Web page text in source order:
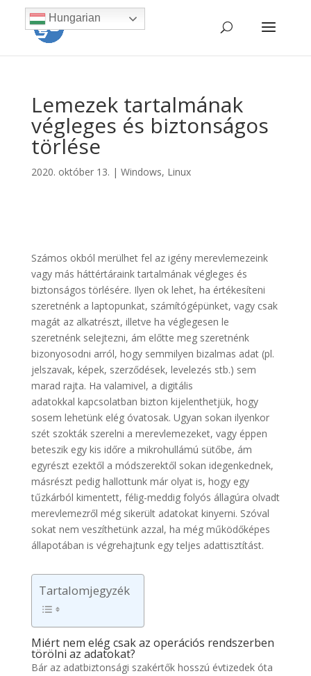
Lemezek tartalmának
végleges és biztonságos
törlése
2020. október 13. | Windows, Linux
Számos okból merülhet fel az igény merevlemezeink
vagy más háttértáraink tartalmának végleges és
biztonságos törlésére. Ilyen ok lehet, ha értékesíteni
szeretnénk a laptopunkat, számítógépünket, vagy csak
magát az alkatrészt, illetve ha véglegesen le
szeretnénk selejtezni, ám előtte meg szeretnénk
bizonyosodni arról, hogy semmilyen bizalmas adat (pl.
jelszavak, képek, szerződések, levelezés stb.) sem
marad rajta. Ha valamivel, a digitális
adatokkal kapcsolatban bizton kijelenthetjük, hogy
sosem lehetünk elég óvatosak. Ugyan sokan ilyenkor
szét szokták szerelni a merevlemezeket, vagy éppen
beteszik egy kis időre a mikrohullámú sütőbe, ám
egyrészt ezektől a módszerektől sokan idegenkednek,
másrészt pedig hallottunk már olyat is, hogy egy
tűzkárból kimentett, félig-meddig folyós állagúra olvadt
merevlemezről még sikerült adatokat kinyerni. Szóval
sokat nem veszíthetünk azzal, ha még működőképes
állapotában is végrehajtunk egy teljes adattisztítást.
Tartalomjegyzék
Miért nem elég csak az operációs rendszerben
törölni az adatokat?
Bár az adatbiztonsági szakértők hosszú évtizedek óta
Hungarian